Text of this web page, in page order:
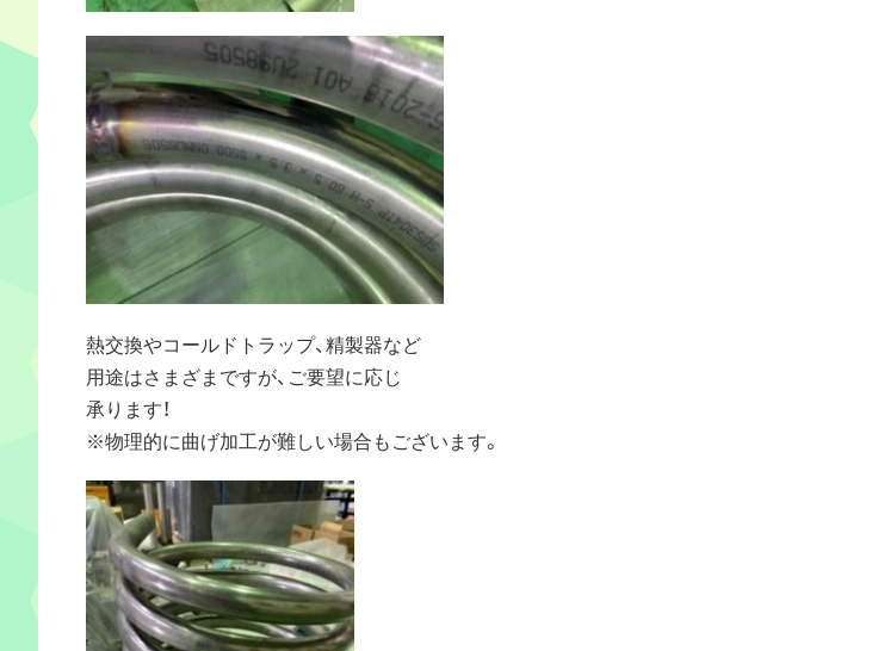
熱交換やコールドトラップ、精製器など
用途はさまざまですが、ご要望に応じ
承ります！
※物理的に曲げ加工が難しい場合もございます。